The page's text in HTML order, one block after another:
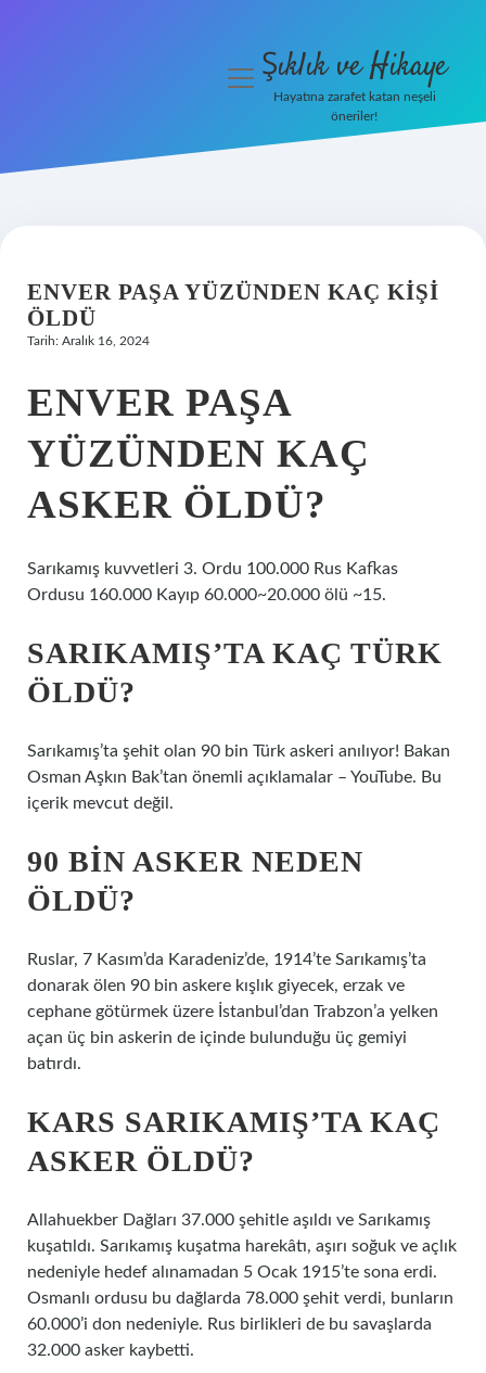
Olur
Yasal Uyarı
menüyüŞıklık ve Hikaye
Hayatına zarafet katan neşeli
öneriler!
ENVER PAŞA YÜZÜNDEN KAÇ KIŞI
ÖLDÜ
Tarih: Aralık 16, 2024
ENVER PAŞA
YÜZÜNDEN KAÇ
ASKER ÖLDÜ?
Sarıkamış kuvvetleri 3. Ordu 100.000 Rus Kafkas
Ordusu 160.000 Kayıp 60.000~20.000 ölü ~15.
SARIKAMIŞ’TA KAÇ TÜRK
ÖLDÜ?
Sarıkamış’ta şehit olan 90 bin Türk askeri anılıyor! Bakan
Osman Aşkın Bak’tan önemli açıklamalar – YouTube. Bu
içerik mevcut değil.
90 BIN ASKER NEDEN
ÖLDÜ?
Ruslar, 7 Kasım’da Karadeniz’de, 1914’te Sarıkamış’ta
donarak ölen 90 bin askere kışlık giyecek, erzak ve
cephane götürmek üzere İstanbul’dan Trabzon’a yelken
açan üç bin askerin de içinde bulunduğu üç gemiyi
batırdı.
KARS SARIKAMIŞ’TA KAÇ
ASKER ÖLDÜ?
Allahuekber Dağları 37.000 şehitle aşıldı ve Sarıkamış
kuşatıldı. Sarıkamış kuşatma harekâtı, aşırı soğuk ve açlık
nedeniyle hedef alınamadan 5 Ocak 1915’te sona erdi.
Osmanlı ordusu bu dağlarda 78.000 şehit verdi, bunların
60.000’i don nedeniyle. Rus birlikleri de bu savaşlarda
32.000 asker kaybetti.